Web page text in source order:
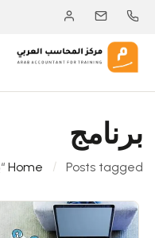
برنامج
Home Posts tagged “برنامج”